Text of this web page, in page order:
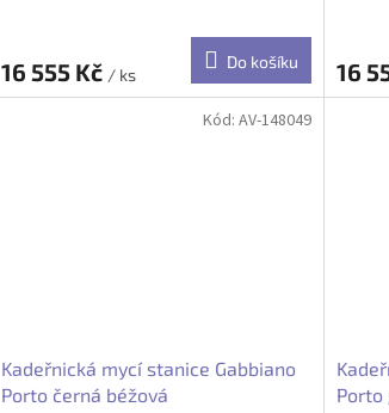
16 555 Kč / ks
Do košíku 16
Kadeřnická mycí stanice Gabbiano
Porto černá béžová
Kód: AV-148049
Porto